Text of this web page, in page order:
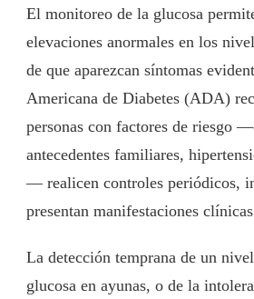
El monitoreo de la glucosa
elevaciones anormales en los
de que aparezcan síntomas
Americana de Diabetes (ADA)
personas con factores de riesgo
antecedentes familiares,
— realicen controles periódicos,
presentan manifestaciones
La detección temprana de un
glucosa en ayunas, o de la